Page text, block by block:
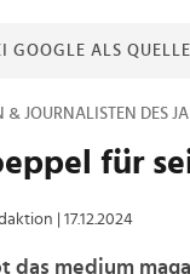
GOOGLE ALS
JOURNALISTEN DES
für
| 17.12.2024
das medium